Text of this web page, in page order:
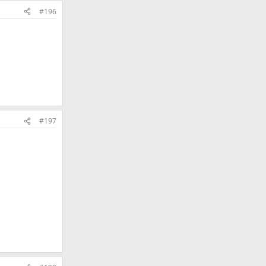
#196
#197